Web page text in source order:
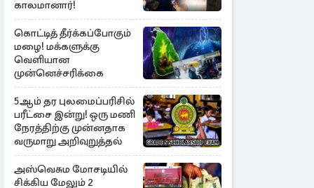
காலமானார்!
கொட்டித் தீர்க்கப்போகும்
மழை! மக்களுக்கு
வெளியான
முன்னெச்சரிக்கை
5ஆம் தர புலமைப்பரிசில்
பரீட்சை இன்று! ஒரு மணி
நேரத்திற்கு முன்னதாக
வருமாறு அறிவுறுத்தல்
அஸ்வெசும மோசடியில்
சிக்கிய மேலும் 2